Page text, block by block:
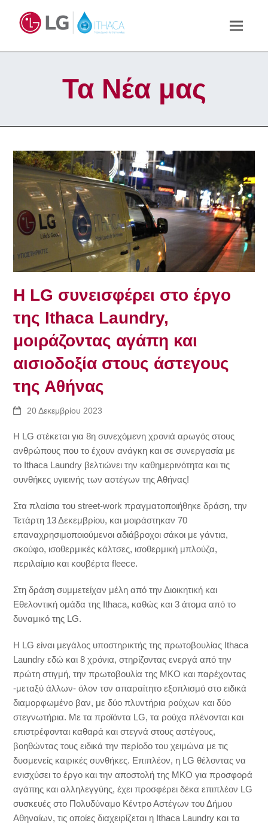
Τα Νέα μας
Η LG συνεισφέρει στο έργο
της Ithaca Laundry,
μοιράζοντας αγάπη και
αισιοδοξία στους άστεγους
της Αθήνας
20 Δεκεμβρίου 2023
Η LG στέκεται για 8η συνεχόμενη χρονιά αρωγός στους
ανθρώπους που το έχουν ανάγκη και σε συνεργασία με
το Ithaca Laundry βελτιώνει την καθημερινότητα και τις
συνθήκες υγιεινής των αστέγων της Αθήνας!
Στα πλαίσια του street-work πραγματοποιήθηκε δράση, την
Τετάρτη 13 Δεκεμβρίου, και μοιράστηκαν 70
επαναχρησιμοποιούμενοι αδιάβροχοι σάκοι με γάντια,
σκούφο, ισοθερμικές κάλτσες, ισοθερμική μπλούζα,
περιλαίμιο και κουβέρτα fleece.
Στη δράση συμμετείχαν μέλη από την Διοικητική και
Εθελοντική ομάδα της Ithaca, καθώς και 3 άτομα από το
δυναμικό της LG.
Η LG είναι μεγάλος υποστηρικτής της πρωτοβουλίας Ithaca
Laundry εδώ και 8 χρόνια, στηρίζοντας ενεργά από την
πρώτη στιγμή, την πρωτοβουλία της ΜΚΟ και παρέχοντας
-μεταξύ άλλων- όλον τον απαραίτητο εξοπλισμό στο ειδικά
διαμορφωμένο βαν, με δύο πλυντήρια ρούχων και δύο
στεγνωτήρια. Με τα προϊόντα LG, τα ρούχα πλένονται και
επιστρέφονται καθαρά και στεγνά στους αστέγους,
βοηθώντας τους ειδικά την περίοδο του χειμώνα με τις
δυσμενείς καιρικές συνθήκες. Επιπλέον, η LG θέλοντας να
ενισχύσει το έργο και την αποστολή της ΜΚΟ για προσφορά
αγάπης και αλληλεγγύης, έχει προσφέρει δέκα επιπλέον LG
συσκευές στο Πολυδύναμο Κέντρο Αστέγων του Δήμου
Αθηναίων, τις οποίες διαχειρίζεται η Ithaca Laundry και τα